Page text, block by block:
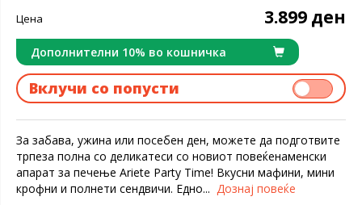
Цена 3.899 ден
Дополнителни 10% во кошничка
Вклучи со попусти
За забава, ужина или посебен ден, можете да подготвите
трпеза полна со деликатеси со новиот повеќенаменски
апарат за печење Ariete Party Time! Вкусни мафини, мини
крофни и полнети сендвичи. Едно... Дознај повеќе